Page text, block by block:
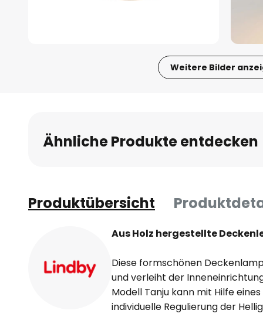
Weitere Bilder
Bildgalerie
springen
Ähnliche Produkte entdecken
Produktübersicht
Aus Holz hergestellte
Diese formschönen
und verleiht der
Modell Tanju kann mit Hilfe
individuelle Regulierung der